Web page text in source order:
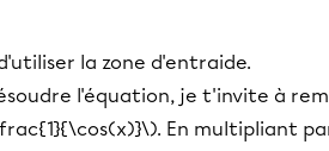
la zone d'entraide.
l'équation, je t'invite à
En multipliant